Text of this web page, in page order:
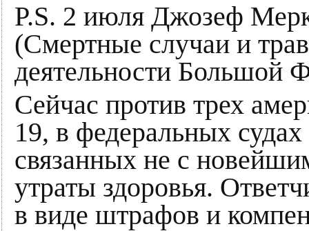
P.S. 2 июля Джозеф
(Смертные случаи и
деятельности Большой
Сейчас против трех
19, в федеральных
связанных не с
утраты здоровья.
в виде штрафов и